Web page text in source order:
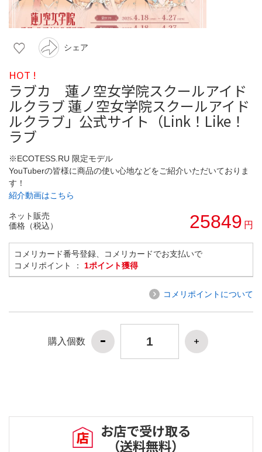
シェア
HOT !
ラブカ 蓮ノ空女学院スクールアイド
ルクラブ 蓮ノ空女学院スクールアイド
ルクラブ」公式サイト（Link！Like！
ラブ
※ECOTESS.RU 限定モデル
YouTuberの皆様に商品の使い心地などをご紹介いただいておりま
す！
紹介動画はこちら
ネット販売
価格（税込）
25849 円
コメリカード番号登録、コメリカードでお支払いで
コメリポイント ： 1ポイント獲得
コメリポイントについて
購入個数
お店で受け取る
（送料無料）